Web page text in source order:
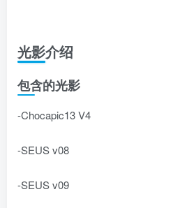
光影介绍
包含的光影
-Chocapic13 V4
-SEUS v08
-SEUS v09